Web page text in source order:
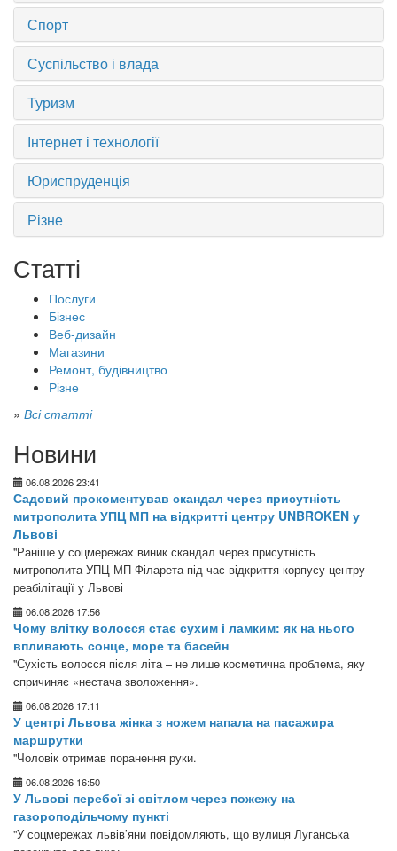
Спорт
Суспільство і влада
Туризм
Інтернет і технології
Юриспруденція
Різне
Статті
Послуги
Бізнес
Веб-дизайн
Магазини
Ремонт, будівництво
Різне
» Всі статті
Новини
06.08.2026 23:41
Садовий прокоментував скандал через присутність
митрополита УПЦ МП на відкритті центру UNBROKEN у
Львові
"Раніше у соцмережах виник скандал через присутність
митрополита УПЦ МП Філарета під час відкриття корпусу центру
реабілітації у Львові
06.08.2026 17:56
Чому влітку волосся стає сухим і ламким: як на нього
впливають сонце, море та басейн
"Сухість волосся після літа – не лише косметична проблема, яку
спричиняє «нестача зволоження».
06.08.2026 17:11
У центрі Львова жінка з ножем напала на пасажира
маршрутки
"Чоловік отримав поранення руки.
06.08.2026 16:50
У Львові перебої зі світлом через пожежу на
газороподільчому пункті
"У соцмережах львів’яни повідомляють, що вулиця Луганська